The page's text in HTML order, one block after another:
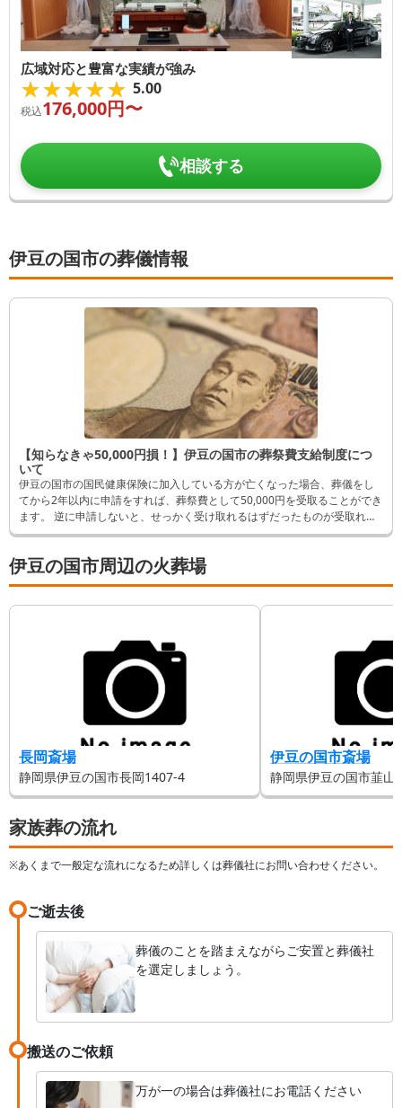
広域対応と豊富な実績が強み
★★★★★
★★★★★ 5.00
税込176,000円〜
相談する
伊豆の国市の葬儀情報
【知らなきゃ50,000円損！】伊豆の国市の葬祭費支給制度につ
いて
伊豆の国市の国民健康保険に加入している方が亡くなった場合、葬儀をし
てから2年以内に申請をすれば、葬祭費として50,000円を受取ることができ
ます。 逆に申請しないと、せっかく受け取れるはずだったものが受取れな
くなってしまいます。 そんなことにならないよう、この記事では申請方法
伊豆の国市周辺の火葬場
長岡斎場
静岡県伊豆の国市長岡1407-4
伊豆の国市斎場
静岡県伊豆の国市韮山
家族葬の流れ
※あくまで一般定な流れになるため詳しくは葬儀社にお問い合わせください。
ご逝去後
葬儀のことを踏まえながらご安置と葬儀社
を選定しましょう。
搬送のご依頼
万が一の場合は葬儀社にお電話ください